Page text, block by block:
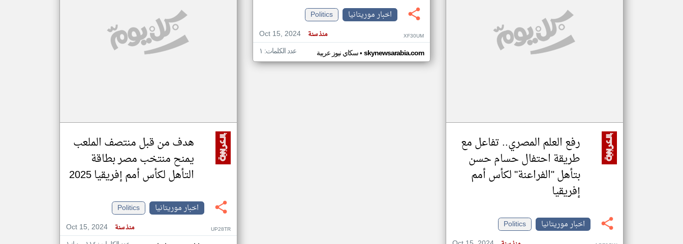
مصادر الأخبار من موريتانيا
رفع العلم المصري.. تفاعل مع
طريقة احتفال حسام حسن
بتأهل "الفراعنة" لكأس أمم
إفريقيا
اخبار موريتانيا
Politics
اخبار موريتانيا
Politics
Oct 15, 2024
منذ سنة XF30UM
سكاي نيوز عربية• skynewsarabia.com عدد الكلمات: ١
هدف من قبل منتصف الملعب
يمنح منتخب مصر بطاقة
التأهل لكأس أمم إفريقيا 2025
اخبار موريتانيا
Politics
Oct 15, 2024
منذ سنة UP28TR